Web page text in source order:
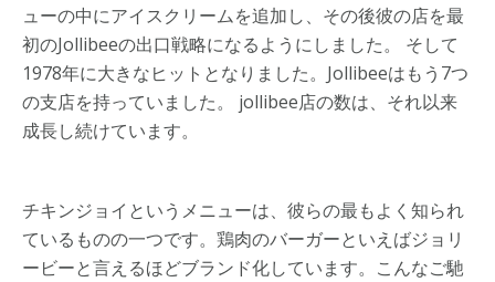
ューの中にアイスクリームを追加し、その後彼の店を最
初のJollibeeの出口戦略になるようにしました。 そして
1978年に大きなヒットとなりました。Jollibeeはもう7つ
の支店を持っていました。 jollibee店の数は、それ以来
成長し続けています。
チキンジョイというメニューは、彼らの最もよく知られ
ているものの一つです。鶏肉のバーガーといえばジョリ
ービーと言えるほどブランド化しています。こんなご馳